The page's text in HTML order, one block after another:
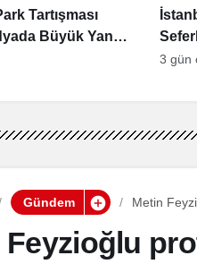
Tartışması
Büyük Yankı
3 gün
Gündem Metin